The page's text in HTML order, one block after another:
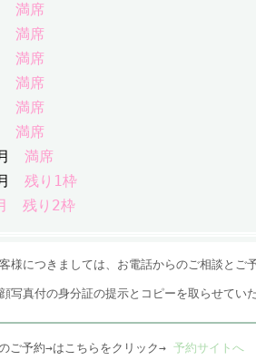
満席
満席
満席
満席
満席
満席
満席
残り1枠
残り2枠
様につきましては、お電話からのご相談とご
写真付の身分証の提示とコピーを取らせてい
ご予約→はこちらをクリック→ 予約サイトへ